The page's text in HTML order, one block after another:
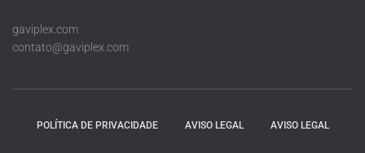
gaviplex.com
contato@gaviplex.com
POLÍTICA DE PRIVACIDADE AVISO LEGAL AVISO LEGAL